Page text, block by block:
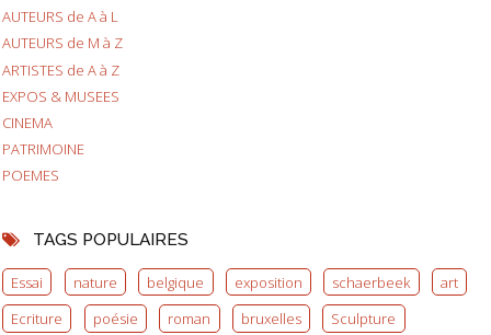
AUTEURS de A à L
AUTEURS de M à Z
ARTISTES de A à Z
EXPOS & MUSEES
CINEMA
PATRIMOINE
POEMES
TAGS POPULAIRES
Essai nature belgique exposition schaerbeek
art
Ecriture
poésie roman bruxelles
Sculpture